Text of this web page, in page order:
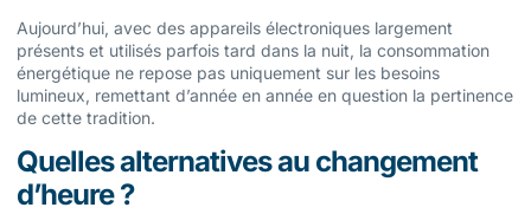
Aujourd’hui, avec des appareils électroniques largement
présents et utilisés parfois tard dans la nuit, la consommation
énergétique ne repose pas uniquement sur les besoins
lumineux, remettant d’année en année en question la pertinence
de cette tradition.
Quelles alternatives au changement
d’heure ?